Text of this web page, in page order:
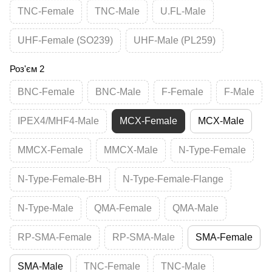
TNC-Female TNC-Male U.FL-Male
UHF-Female (SO239) UHF-Male (PL259)
Роз'єм 2
BNC-Female BNC-Male F-Female F-Male
IPEX4/MHF4-Male MCX-Female MCX-Male
MMCX-Female MMCX-Male N-Type-Female
N-Type-Female-BH N-Type-Female-Flange
N-Type-Male QMA-Female QMA-Male
RP-SMA-Female RP-SMA-Male SMA-Female
SMA-Male TNC-Female TNC-Male